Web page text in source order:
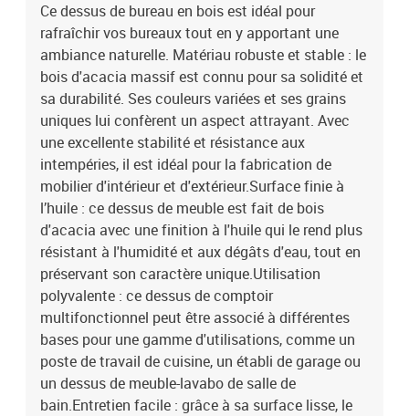
Ce dessus de bureau en bois est idéal pour
rafraîchir vos bureaux tout en y apportant une
ambiance naturelle. Matériau robuste et stable : le
bois d'acacia massif est connu pour sa solidité et
sa durabilité. Ses couleurs variées et ses grains
uniques lui confèrent un aspect attrayant. Avec
une excellente stabilité et résistance aux
intempéries, il est idéal pour la fabrication de
mobilier d'intérieur et d'extérieur.Surface finie à
l’huile : ce dessus de meuble est fait de bois
d'acacia avec une finition à l'huile qui le rend plus
résistant à l'humidité et aux dégâts d'eau, tout en
préservant son caractère unique.Utilisation
polyvalente : ce dessus de comptoir
multifonctionnel peut être associé à différentes
bases pour une gamme d'utilisations, comme un
poste de travail de cuisine, un établi de garage ou
un dessus de meuble-lavabo de salle de
bain.Entretien facile : grâce à sa surface lisse, le